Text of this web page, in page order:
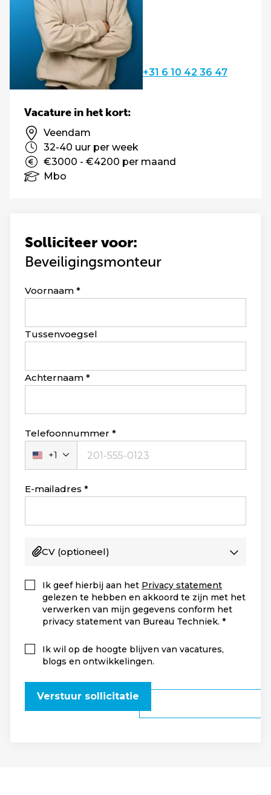
+31 6 10 42 36 47
Solliciteer voor:
Beveiligingsmonteur
Leave
blank
Voornaam
Tussenvoegsel
Achternaam
Telefoonnummer
Verenigde
Staten
+1
+1
E-mailadres
CV (optioneel)
Ik geef hierbij aan het Privacy statement
gelezen te hebben en akkoord te zijn met het
verwerken van mijn gegevens conform het
privacy statement van Bureau Techniek.
Ik wil op de hoogte blijven van vacatures,
blogs en ontwikkelingen.
Verstuur sollicitatie
Vacature in het kort:
Veendam
32-40 uur per week
€3000 - €4200 per maand
Mbo